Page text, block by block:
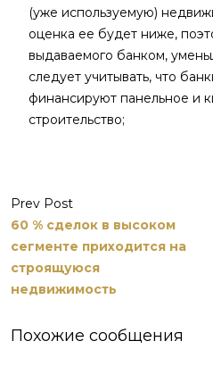
(уже используемую)
оценка ее будет ниже,
выдаваемого банком,
следует учитывать, что
финансируют панельное и
строительство;
Prev Post
60 % сделок в высоком
сегменте приходится на
строящуюся
недвижимость
Похожие сообщения